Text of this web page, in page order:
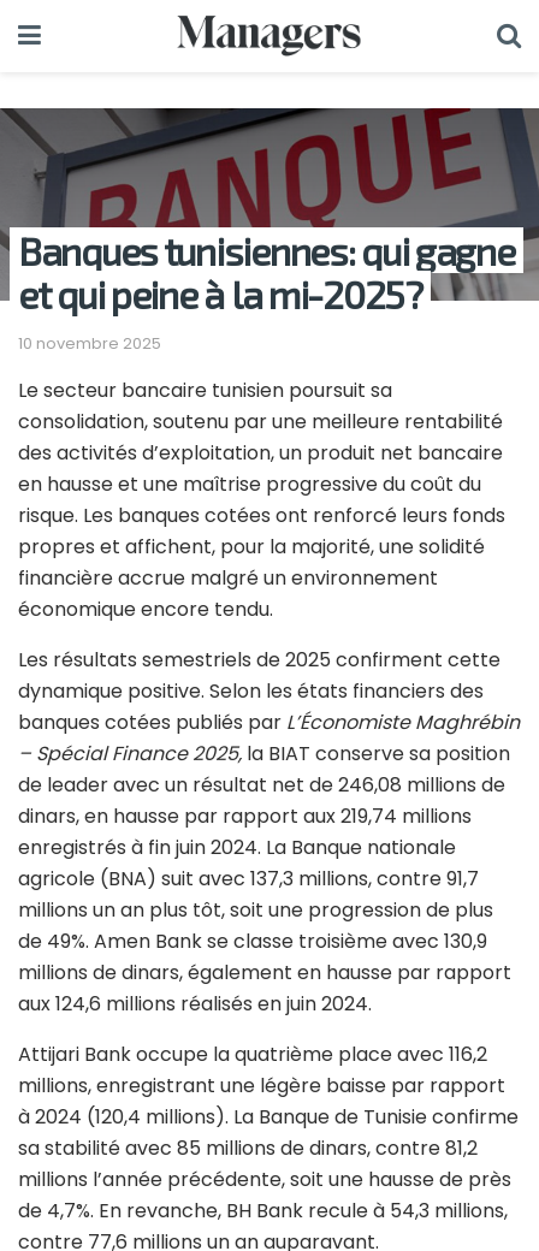
Banques tunisiennes: qui gagne
et qui peine à la mi-2025?
10 novembre 2025
Le secteur bancaire tunisien poursuit sa
consolidation, soutenu par une meilleure rentabilité
des activités d’exploitation, un produit net bancaire
en hausse et une maîtrise progressive du coût du
risque. Les banques cotées ont renforcé leurs fonds
propres et affichent, pour la majorité, une solidité
financière accrue malgré un environnement
économique encore tendu.
Les résultats semestriels de 2025 confirment cette
dynamique positive. Selon les états financiers des
banques cotées publiés par L’Économiste Maghrébin
– Spécial Finance 2025, la BIAT conserve sa position
de leader avec un résultat net de 246,08 millions de
dinars, en hausse par rapport aux 219,74 millions
enregistrés à fin juin 2024. La Banque nationale
agricole (BNA) suit avec 137,3 millions, contre 91,7
millions un an plus tôt, soit une progression de plus
de 49%. Amen Bank se classe troisième avec 130,9
millions de dinars, également en hausse par rapport
aux 124,6 millions réalisés en juin 2024.
Attijari Bank occupe la quatrième place avec 116,2
millions, enregistrant une légère baisse par rapport
à 2024 (120,4 millions). La Banque de Tunisie confirme
sa stabilité avec 85 millions de dinars, contre 81,2
millions l’année précédente, soit une hausse de près
de 4,7%. En revanche, BH Bank recule à 54,3 millions,
contre 77,6 millions un an auparavant.